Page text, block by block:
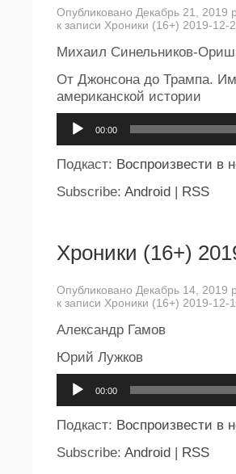
Опубликовано Декабрь 21, 2019
к записи Хроники (16+) 2019-12-
Михаил Синельников-
От Джонсона до Трампа.
американской истории
00:00
Подкаст: Воспроизвести в
Subscribe: Android RSS
Хроники (16+)
Опубликовано Декабрь 14, 2019
к записи Хроники (16+) 2019-12-
Александр Гамов
Юрий Лужков
00:00
Подкаст: Воспроизвести в
Subscribe: Android | RSS